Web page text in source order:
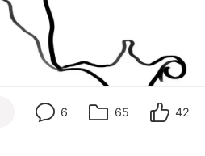
6 65 42